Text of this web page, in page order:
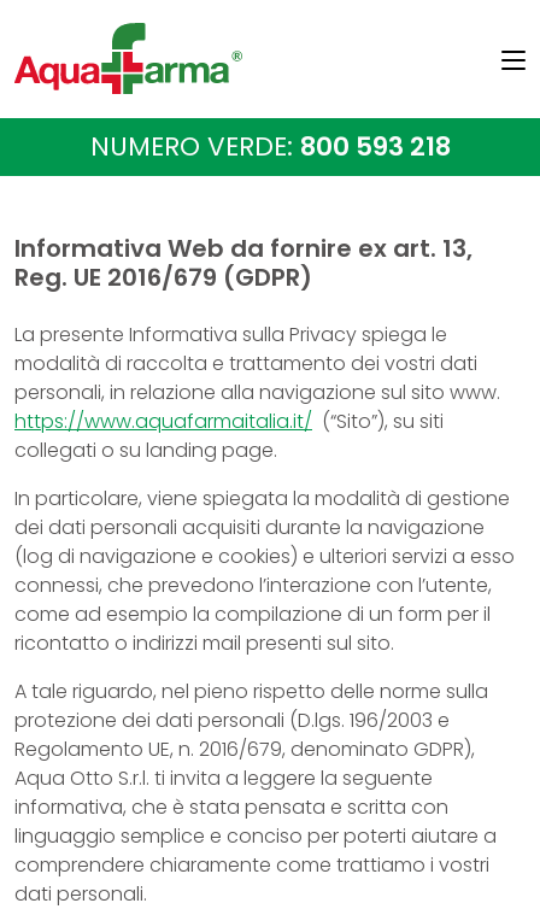
NUMERO VERDE: 800 593 218
Informativa Web da fornire ex art. 13,
Reg. UE 2016/679 (GDPR)
La presente Informativa sulla Privacy spiega le
modalità di raccolta e trattamento dei vostri dati
personali, in relazione alla navigazione sul sito www.
https://www.aquafarmaitalia.it/ (“Sito”), su siti
collegati o su landing page.
In particolare, viene spiegata la modalità di gestione
dei dati personali acquisiti durante la navigazione
(log di navigazione e cookies) e ulteriori servizi a esso
connessi, che prevedono l’interazione con l’utente,
come ad esempio la compilazione di un form per il
ricontatto o indirizzi mail presenti sul sito.
A tale riguardo, nel pieno rispetto delle norme sulla
protezione dei dati personali (D.lgs. 196/2003 e
Regolamento UE, n. 2016/679, denominato GDPR),
Aqua Otto S.r.l. ti invita a leggere la seguente
informativa, che è stata pensata e scritta con
linguaggio semplice e conciso per poterti aiutare a
comprendere chiaramente come trattiamo i vostri
dati personali.